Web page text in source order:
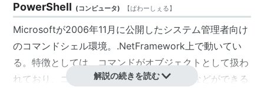
PowerShell (コンピュータ) 【ぱわーしぇる】
Microsoftが2006年11月に公開したシステム管理者向け
のコマンドシェル環境。.NetFramework上で動いてい
る。特徴としては、コマンドがオブジェクトとして扱わ
れており、コマンドの結果を変数を納めるなどができる
解説の続きを読む